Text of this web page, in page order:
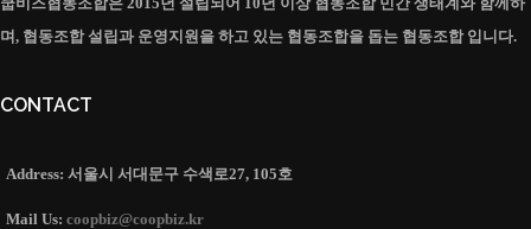
며, 협동조합 설립과 운영지원을 하고 있는 협동조합을 돕는 협동조합 입니다.
CONTACT
Address: 서울시 서대문구 수색로27, 105호
Mail Us: coopbiz@coopbiz.kr